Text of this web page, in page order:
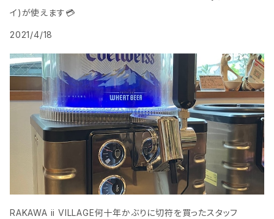
イ)が使えます💳
2021/4/18
RAKAWA ii VILLAGE何十年かぶりに切符を買ったスタッフ